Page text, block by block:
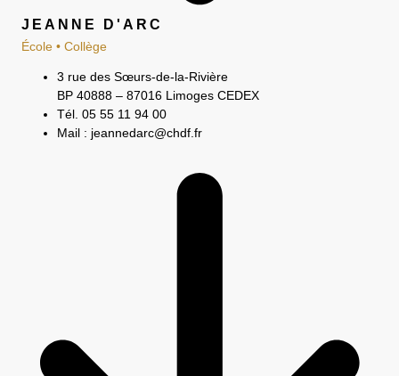
JEANNE D'ARC
École • Collège
3 rue des Sœurs-de-la-Rivière
BP 40888 – 87016 Limoges CEDEX
Tél. 05 55 11 94 00
Mail : jeannedarc@chdf.fr